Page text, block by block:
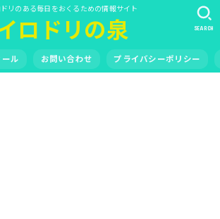
リのある毎日をおくるための情報サイト
ロドリの泉
ル お問い合わせ プライバシーポリシー
SEARCH